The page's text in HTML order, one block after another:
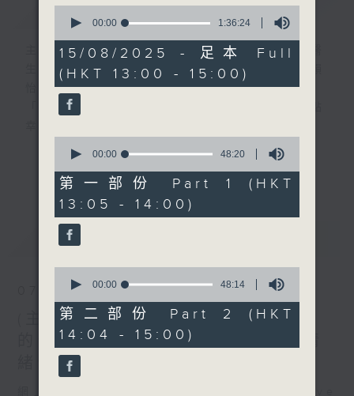
簡介 GIST
主持人：陳家亮醫生、何雅莉醫生、侯鈞翔醫
生、方健儀、江卓儀、虞逸峯、嚴崇天、葉韻
怡、鄭萃雯、潘蔚林
「醫學並不嚴肅！精靈面對，一點健康、多點
一眾主持與全港愛心醫護，健康專業人士攜
手，組織最強的醫學網絡，提供實用醫療健康
資訊。
星期一至五，下午 1 時10分 香港電台第一
下午2時 至 3 時 香港電台第一台
更多...
最新
07/08/2026
(主持：方健儀、潘蔚林) 雙職媽媽
的母乳歷程 / 結節性癢疹 / 長者情
緒健康
院職業治療部部門經理)
1330-1400
[心裡心理有個謎]
主題：偏誤 (下)
嘉賓：陳頌恩博士 (心理學家)
1400-1500
主題：全面剖析抑鬱症
嘉賓：張漢奇醫生 (精神科專
科醫生)
seconds
1
hour,
36
minutes,
24
seconds
00:00 1:36:24
15/08/2025 - 足本 Full
(HKT 13:00 - 15:00)
seconds
48
minutes,
20
seconds
00:00 48:20
第一部份 Part 1 (HKT
13:05 - 14:00)
seconds
48
minutes,
14
seconds
00:00 48:14
第二部份 Part 2 (HKT
14:04 - 15:00)